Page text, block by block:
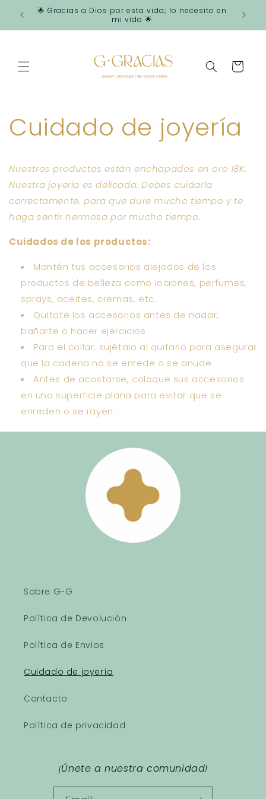
Skip to
content
🌟 Gracias a Dios por esta vida; lo necesito en
mi vida 🌟
Cart
Cuidado de joyería
Nuestros productos están enchapados en oro 18K.
Nuestra joyería es delicada. Debes cuidarla
correctamente, para que dure mucho tiempo y te
haga sentir hermosa por mucho tiempo.
Cuidados de los productos:
Mantén tus accesorios alejados de los
productos de belleza como lociones, perfumes,
sprays, aceites, cremas, etc.
Quítate los accesorios antes de nadar,
bañarte o hacer ejercicios.
Para el collar, sujétalo al quitarlo para asegurar
que la cadena no se enrede o se anude.
Antes de acostarse, coloque sus accesorios
en una superficie plana para evitar que se
enreden o se rayen.
Sobre G-G
Política de Devolución
Política de Envios
Cuidado de joyería
Contacto
Política de privacidad
¡Únete a nuestra comunidad!